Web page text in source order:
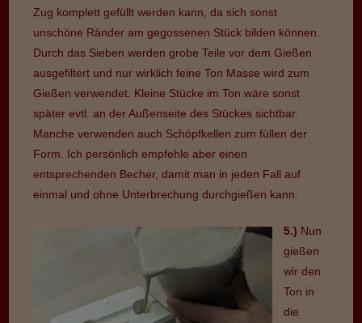
Zug komplett gefüllt werden kann, da sich sonst
unschöne Ränder am gegossenen Stück bilden können.
Durch das Sieben werden grobe Teile vor dem Gießen
ausgefiltert und nur wirklich feine Ton Masse wird zum
Gießen verwendet. Kleine Stücke im Ton wäre sonst
später evtl. an der Außenseite des Stückes sichtbar.
Manche verwenden auch Schöpfkellen zum füllen der
Form. Ich persönlich empfehle aber einen
entsprechenden Becher, damit man in jeden Fall auf
einmal und ohne Unterbrechung durchgießen kann.
5.) Nun
gießen
wir den
Ton in
die